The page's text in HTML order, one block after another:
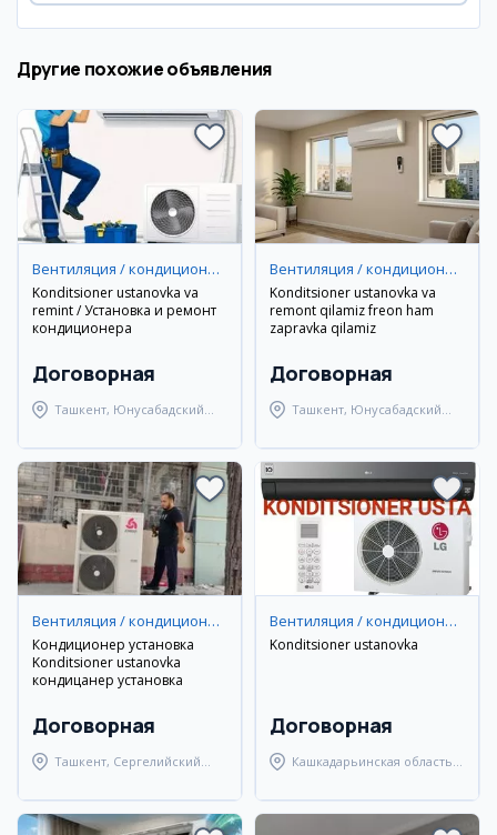
Другие похожие объявления
Вентиляция / кондиционирование
Konditsioner ustanovka va
remint / Установка и ремонт
кондиционера
Договорная
Ташкент, Юнусабадский
Вентиляция / кондиционирование
Konditsioner ustanovka va
remont qilamiz freon ham
zapravka qilamiz
Договорная
Ташкент, Юнусабадский
Вентиляция / кондиционирование
Кондиционер установка
Konditsioner ustanovka
кондицанер установка
Договорная
Ташкент, Сергелийский
Вентиляция / кондиционирование
Konditsioner ustanovka
Договорная
Кашкадарьинская область,